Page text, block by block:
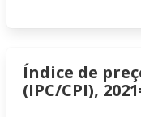
Índice de
(IPC/CPI),